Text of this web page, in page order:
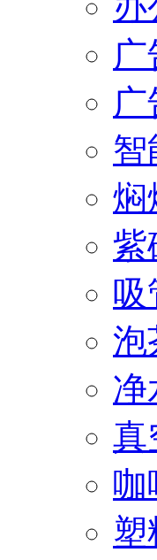
智
焖
紫
吸
泡
净
真
咖
塑